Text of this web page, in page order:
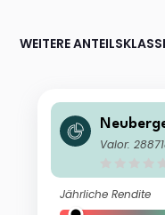
WEITERE
Fund
Valor:
Jährliche Rendite